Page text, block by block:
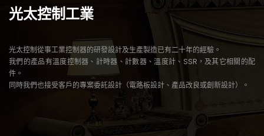
光太控制工業
光太控制從事工業控制器的研發設計及生產製造已有二十年的經驗。
我們的產品有溫度控制器、計時器、計數器、溫度計、SSR，及其它相關的配
件。
同時我們也接受客戶的專案委託設計（電路板設計、產品改良或創新設計）。